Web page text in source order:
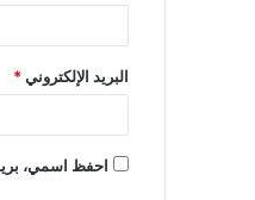
البريد الإلكتروني*
احفظ اسمي،